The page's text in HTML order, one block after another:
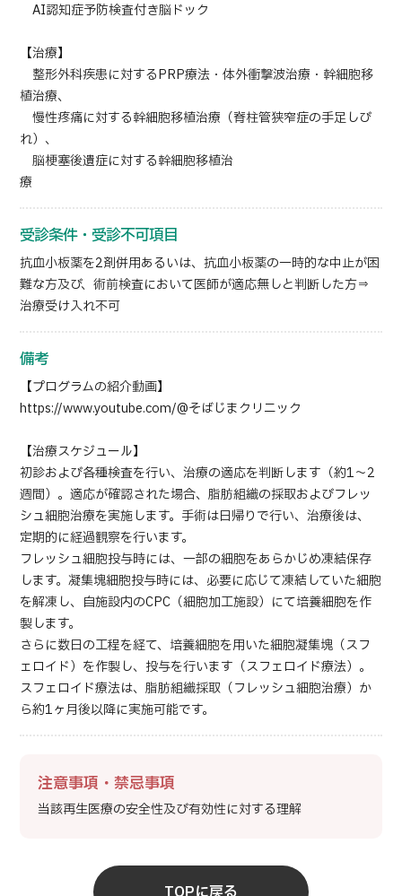
AI認知症予防検査付き脳ドック
【治療】
整形外科疾患に対するPRP療法・体外衝撃波治療・幹細胞移
植治療、
慢性疼痛に対する幹細胞移植治療（脊柱管狭窄症の手足しび
れ）、
脳梗塞後遺症に対する幹細胞移植治
療
受診条件・受診不可項目
抗血小板薬を2剤併用あるいは、抗血小板薬の一時的な中止が困
難な方及び、術前検査において医師が適応無しと判断した方⇒
治療受け入れ不可
備考
【プログラムの紹介動画】
https://www.youtube.com/@そばじまクリニック
【治療スケジュール】
初診および各種検査を行い、治療の適応を判断します（約1～2
週間）。適応が確認された場合、脂肪組織の採取およびフレッ
シュ細胞治療を実施します。手術は日帰りで行い、治療後は、
定期的に経過観察を行います。
フレッシュ細胞投与時には、一部の細胞をあらかじめ凍結保存
します。凝集塊細胞投与時には、必要に応じて凍結していた細胞
を解凍し、自施設内のCPC（細胞加工施設）にて培養細胞を作
製します。
さらに数日の工程を経て、培養細胞を用いた細胞凝集塊（スフ
ェロイド）を作製し、投与を行います（スフェロイド療法）。
スフェロイド療法は、脂肪組織採取（フレッシュ細胞治療）か
ら約1ヶ月後以降に実施可能です。
注意事項・禁忌事項
当該再生医療の安全性及び有効性に対する理解